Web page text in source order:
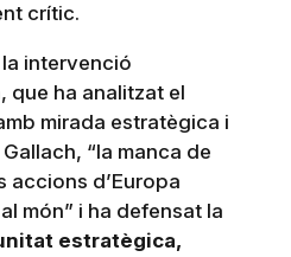
crític.
intervenció
, que ha analitzat el
mirada estratègica i
“la manca de
accions d’Europa
món” i ha defensat la
estratègica,